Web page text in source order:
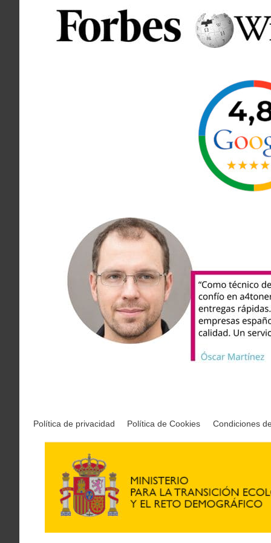
Política de privacidad Política de Cookies Condiciones